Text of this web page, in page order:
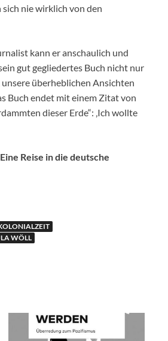
nie wirklich von den
kann er anschaulich und
gut gegliedertes Buch nicht nur
überheblichen Ansichten
Buch endet mit einem Zitat von
dieser Erde“: ‚Ich wollte
Reise in die deutsche
WÖLL